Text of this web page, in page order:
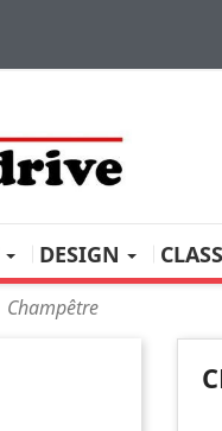
DESIGN
Champêtre